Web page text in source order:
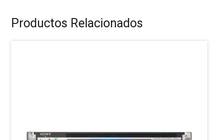
Productos Relacionados